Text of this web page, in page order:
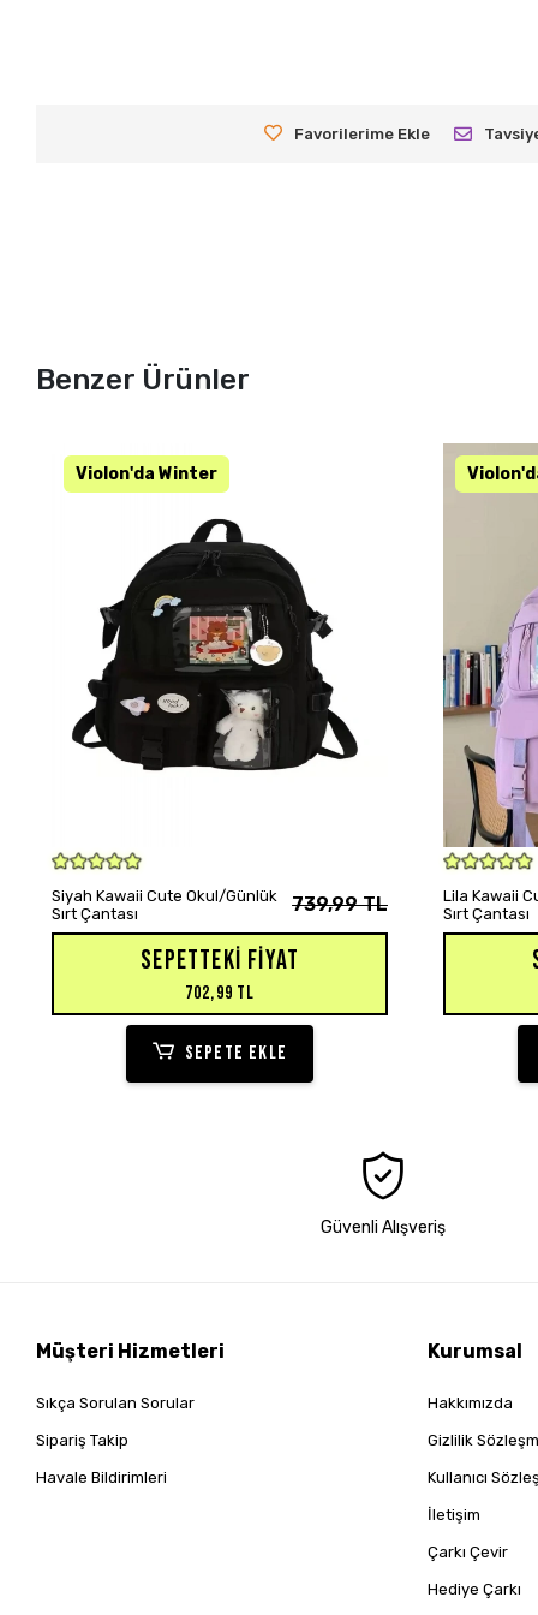
Favorilerime Ekle
Benzer Ürünler
Siyah Kawaii Cute Okul/Günlük
Sırt Çantası
739,99 TL
SEPETTEKI FIYAT
702,99 TL
SEPETE EKLE
Lila Kawaii
Sırt Çantası
Güvenli Alışveriş
Müşteri Hizmetleri
Sıkça Sorulan Sorular
Sipariş Takip
Havale Bildirimleri
Kurumsal
Hakkımızda
Gizlilik
Kullanıcı
İletişim
Çarkı Çevir
Hediye Çarkı